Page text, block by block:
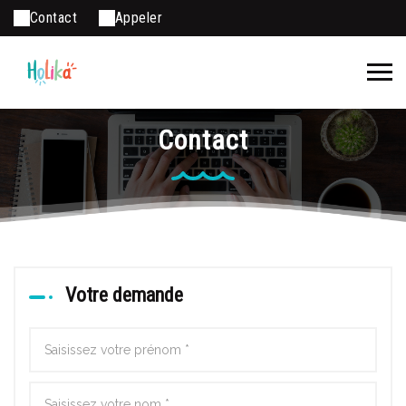
Contact Appeler
Contact
Votre demande